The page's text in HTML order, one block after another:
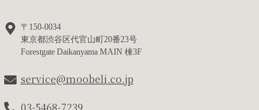
〒150-0034
東京都渋谷区代官山町20番23号
Forestgate Daikanyama MAIN 棟3F
service@moobeli.co.jp